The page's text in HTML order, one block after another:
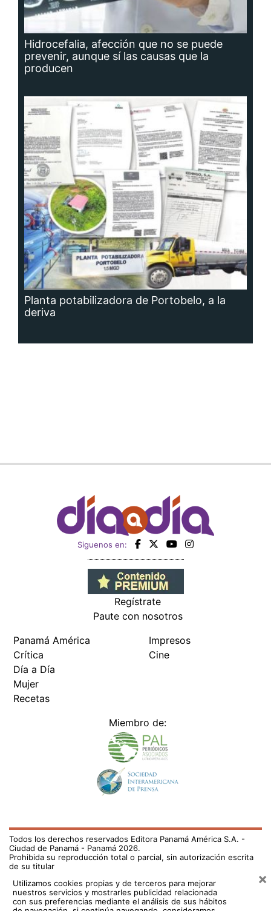
Hidrocefalia, afección que no se puede
prevenir, aunque sí las causas que la
producen
Planta potabilizadora de Portobelo, a la
deriva
Siguenos en:
Regístrate
Paute con nosotros
Crítica
Día a Día
Mujer
Recetas
Cine
Todos los derechos reservados Editora Panamá América S.A. -
Ciudad de Panamá - Panamá 2026.
Prohibida su reproducción total o parcial, sin autorización escrita
de su titular
Utilizamos cookies propias y de terceros para mejorar
nuestros servicios y mostrarles publicidad relacionada
con sus preferencias mediante el análisis de sus hábitos
de navegación. si continúa navegando, consideramos
que acepta su uso.Puede cambiar la configuración u